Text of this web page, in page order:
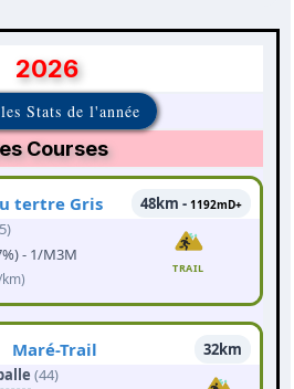
2026
Stats de l'année
Courses
tertre Gris 48km - 1192mD+
- 1/M3M
TRAIL
Maré-Trail
32km
(44)